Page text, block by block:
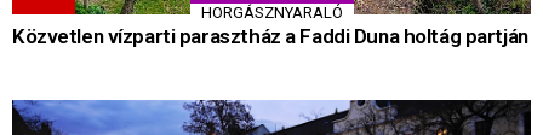
HORGÁSZNYARALÓ
Közvetlen vízparti parasztház a Faddi Duna holtág partján